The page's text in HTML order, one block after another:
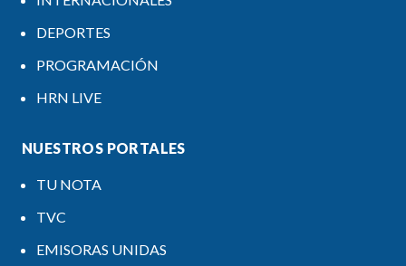
DEPORTES
PROGRAMACIÓN
HRN LIVE
NUESTROS PORTALES
TU NOTA
TVC
EMISORAS UNIDAS